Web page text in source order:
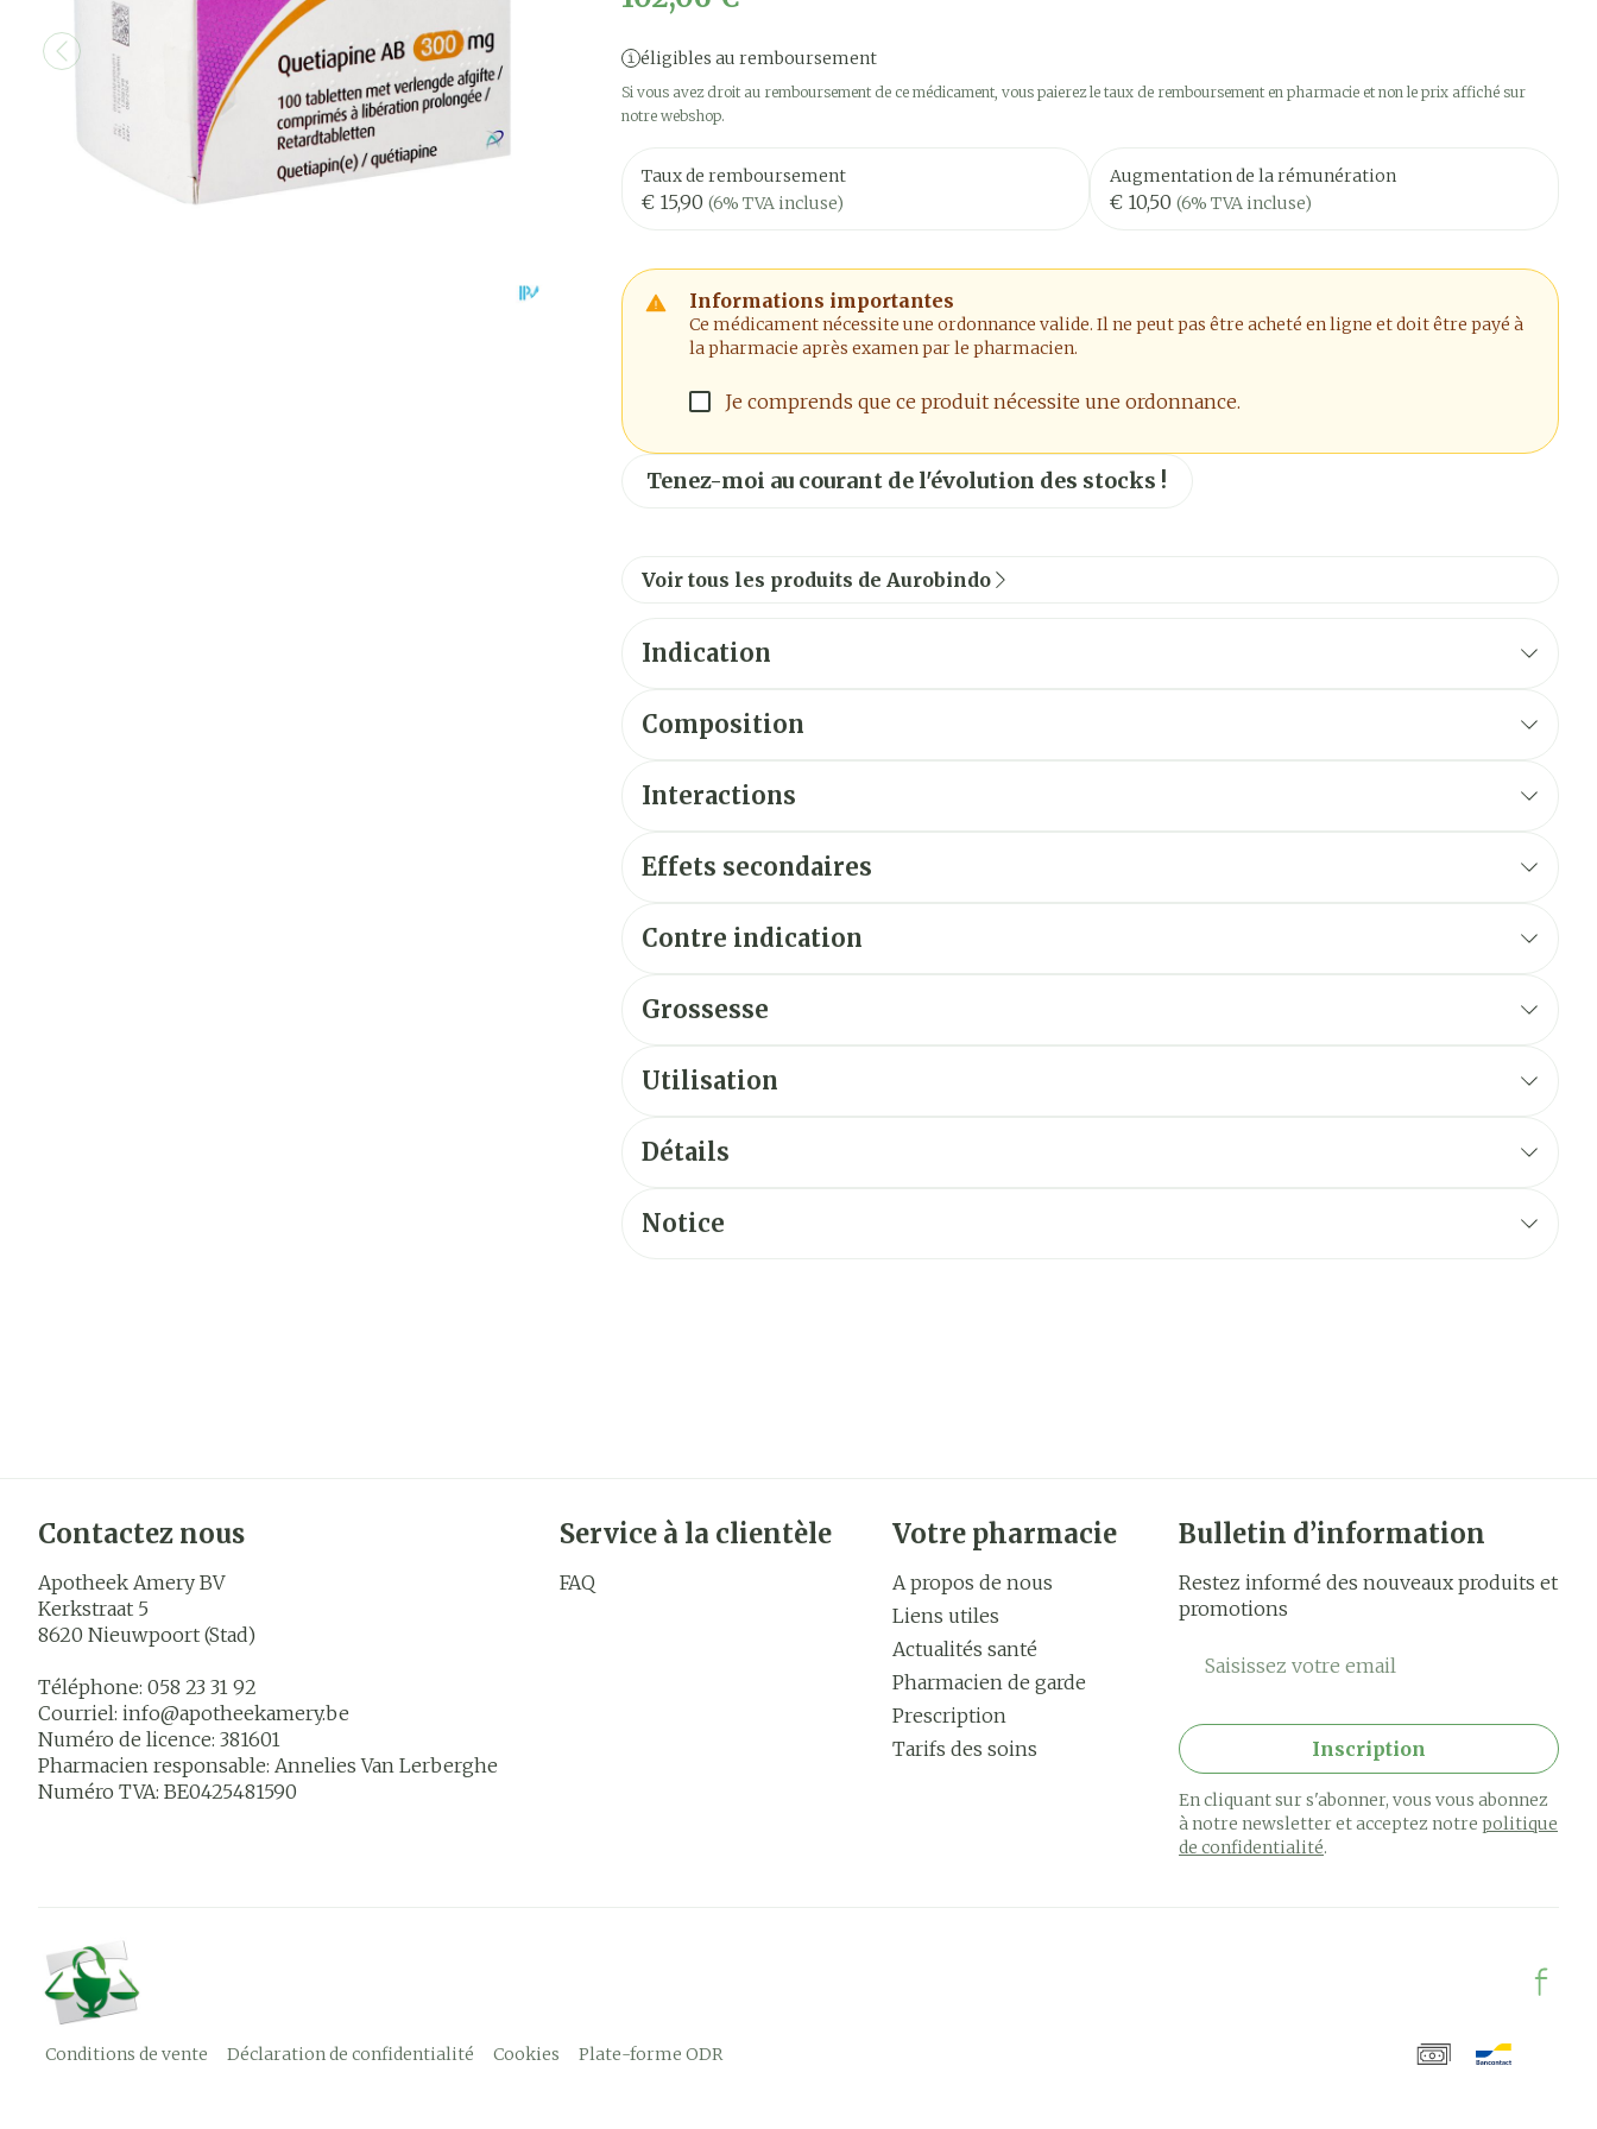
éligibles au remboursement
Si vous avez droit au remboursement de ce médicament, vous paierez le taux de remboursement en pharmacie et non le prix affiché sur
notre webshop.
Taux de remboursement
€ 15,90 (6% TVA incluse)
Augmentation de la rémunération
€ 10,50 (6% TVA incluse)
Informations importantes
Ce médicament nécessite une ordonnance valide. Il ne peut pas être acheté en ligne et doit être payé à
la pharmacie après examen par le pharmacien.
Je comprends que ce produit nécessite une ordonnance.
Tenez-moi au courant de l'évolution des stocks !
Voir tous les produits de Aurobindo
Indication
Composition
Interactions
Effets secondaires
Contre indication
Grossesse
Utilisation
Détails
Notice
Contactez nous
Apotheek Amery BV
Kerkstraat 5
8620 Nieuwpoort (Stad)
Téléphone: 058 23 31 92
Courriel: info@apotheekamery.be
Numéro de licence: 381601
Pharmacien responsable: Annelies Van Lerberghe
Numéro TVA: BE0425481590
Service à la clientèle
FAQ
Votre pharmacie
A propos de nous
Liens utiles
Actualités santé
Pharmacien de garde
Prescription
Tarifs des soins
Bulletin d’information
Restez informé des nouveaux produits et
promotions
Adresse mail
Inscription
En cliquant sur s'abonner, vous vous abonnez
à notre newsletter et acceptez notrepolitique
de confidentialité.
Conditions de vente Déclaration de confidentialité Cookies Plate-forme ODR